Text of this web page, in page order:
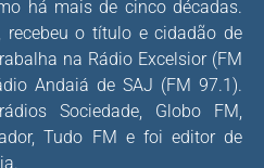
há mais de cinco décadas.
recebeu o título e cidadão de
na Rádio Excelsior (FM
Andaiá de SAJ (FM 97.1).
Sociedade, Globo FM,
Tudo FM e foi editor de